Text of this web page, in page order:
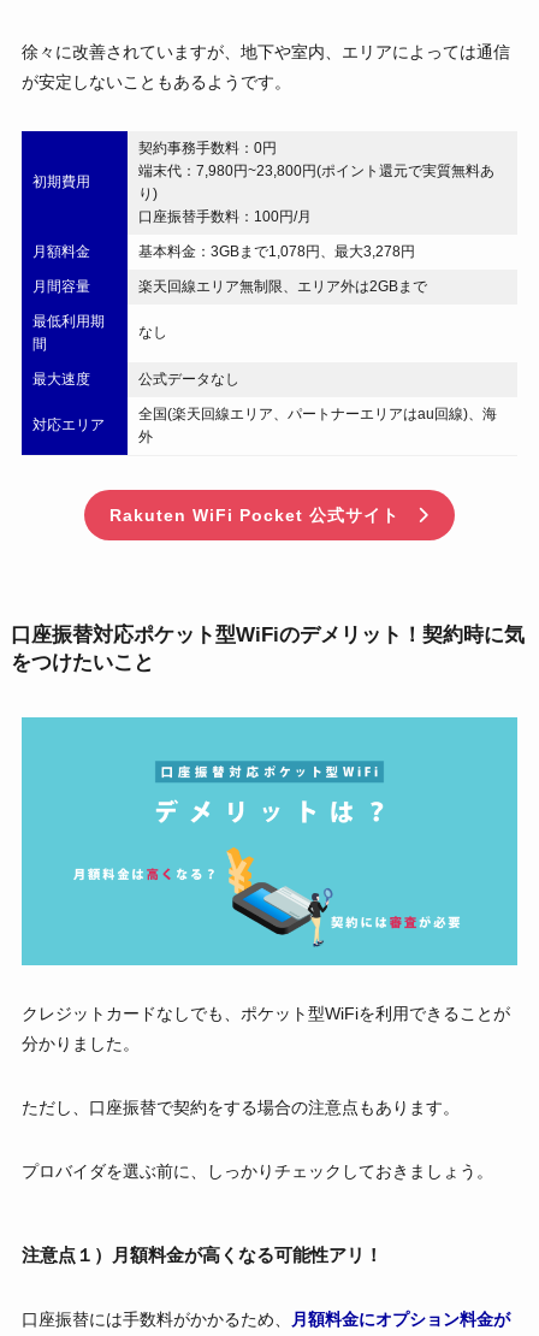
徐々に改善されていますが、地下や室内、エリアによっては通信
が安定しないこともあるようです。
初期費用
契約事務手数料：0円
端末代：7,980円~23,800円(ポイント還元で実質無料あ
り)
口座振替手数料：100円/月
月額料金 基本料金：3GBまで1,078円、最大3,278円
月間容量 楽天回線エリア無制限、エリア外は2GBまで
最低利用期
間
なし
最大速度 公式データなし
対応エリア
全国(楽天回線エリア、パートナーエリアはau回線)、海
外
Rakuten WiFi Pocket 公式サイト
口座振替対応ポケット型WiFiのデメリット！契約時に気
をつけたいこと
クレジットカードなしでも、ポケット型WiFiを利用できることが
分かりました。
ただし、口座振替で契約をする場合の注意点もあります。
プロバイダを選ぶ前に、しっかりチェックしておきましょう。
注意点１）月額料金が高くなる可能性アリ！
口座振替には手数料がかかるため、 月額料金にオプション料金が